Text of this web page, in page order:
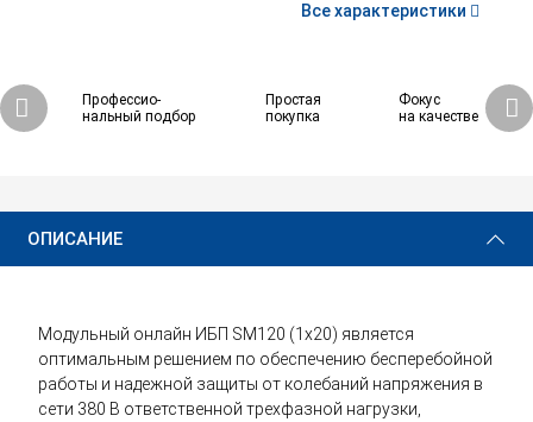
Все характеристики
Профессио-
нальный подбор
Простая
покупка
Фокус
на качестве
ОПИСАНИЕ
Модульный онлайн ИБП SM120 (1x20) является
оптимальным решением по обеспечению бесперебойной
работы и надежной защиты от колебаний напряжения в
сети 380 В ответственной трехфазной нагрузки,